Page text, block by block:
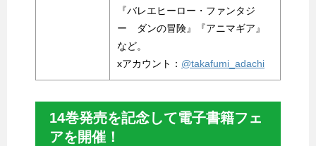
『バレエヒーロー・ファンタジ
ー ダンの冒険』『アニマギア』
など。
xアカウント： @takafumi_adachi
14巻発売を記念して電子書籍フェ
アを開催！